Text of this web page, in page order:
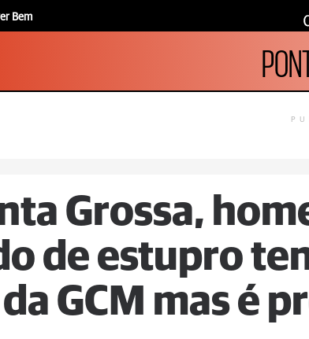
Bem
Grossa,
de estupro
GCM mas é